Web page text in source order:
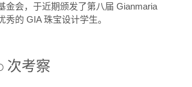
金会，于近期颁发了第八届 Gianmaria
的 GIA 珠宝设计学生。
次考察